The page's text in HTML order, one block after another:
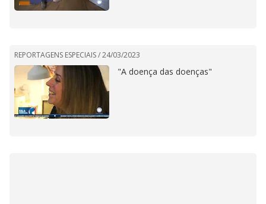
REPORTAGENS ESPECIAIS /24/03/2023
"A doença das doenças"